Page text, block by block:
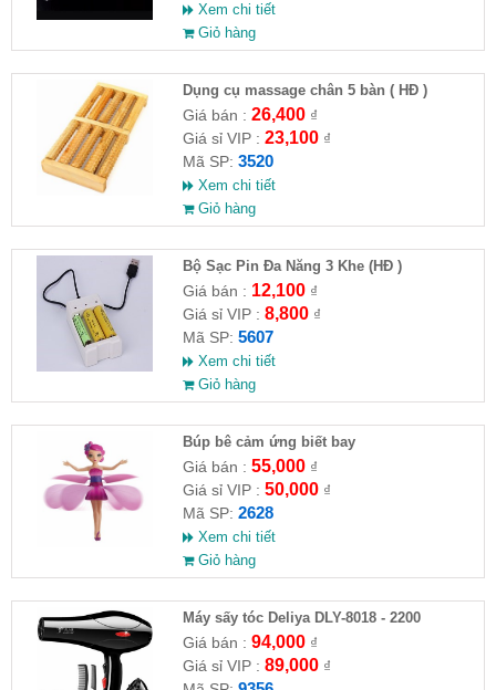
Xem chi tiết
Giỏ hàng
Dụng cụ massage chân 5 bàn ( HĐ )
Giá bán : 26,400₫
Giá sỉ VIP : 23,100₫
Mã SP: 3520
Xem chi tiết
Giỏ hàng
Bộ Sạc Pin Đa Năng 3 Khe (HĐ )
Giá bán : 12,100₫
Giá sỉ VIP : 8,800₫
Mã SP: 5607
Xem chi tiết
Giỏ hàng
​Búp bê cảm ứng biết bay
Giá bán : 55,000₫
Giá sỉ VIP : 50,000₫
Mã SP: 2628
Xem chi tiết
Giỏ hàng
Máy sấy tóc Deliya DLY-8018 - 2200
Giá bán : 94,000₫
Giá sỉ VIP : 89,000₫